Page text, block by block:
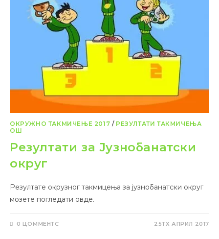
ОКРУЖНО ТАКМИЧЕЊЕ 2017 / РЕЗУЛТАТИ ТАКМИЧЕЊА
ОШ
Резултати за Јузнобанатски
округ
Резултате окрузног такмицења за јузнобанатски округ
мозете погледати овде.
0 ЦОММЕНТС 25ТХ АПРИЛ 2017